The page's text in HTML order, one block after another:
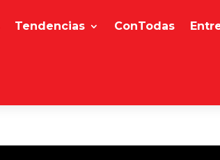
Tendencias ConTodas